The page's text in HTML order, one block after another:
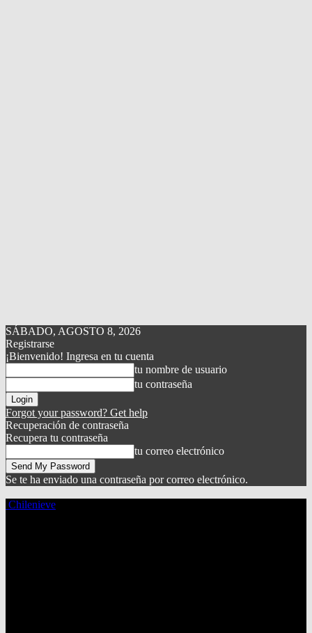
SÁBADO, AGOSTO 8, 2026
Registrarse
¡Bienvenido! Ingresa en tu cuenta
tu nombre de usuario
tu contraseña
Forgot your password? Get help
Recuperación de contraseña
Recupera tu contraseña
tu correo electrónico
Se te ha enviado una contraseña por correo electrónico.
Chilenieve